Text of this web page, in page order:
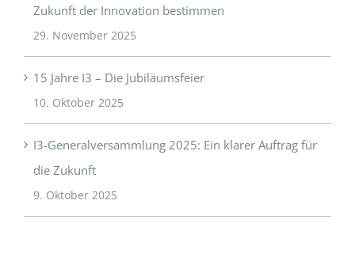
Zukunft der Innovation bestimmen
29. November 2025
15 Jahre I3 – Die Jubiläumsfeier
10. Oktober 2025
I3-Generalversammlung 2025: Ein klarer Auftrag für
die Zukunft
9. Oktober 2025